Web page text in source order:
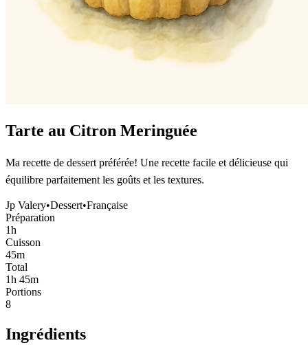
Tarte au Citron Meringuée
Ma recette de dessert préférée! Une recette facile et délicieuse qui
équilibre parfaitement les goûts et les textures.
Jp Valery•Dessert•Française
Préparation
1h
Cuisson
45m
Total
1h 45m
Portions
8
Ingrédients